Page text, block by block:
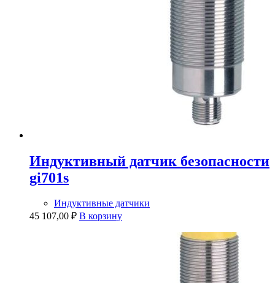
Индуктивный датчик безопасности
gi701s
Индуктивные датчики
45 107,00 ₽ В корзину